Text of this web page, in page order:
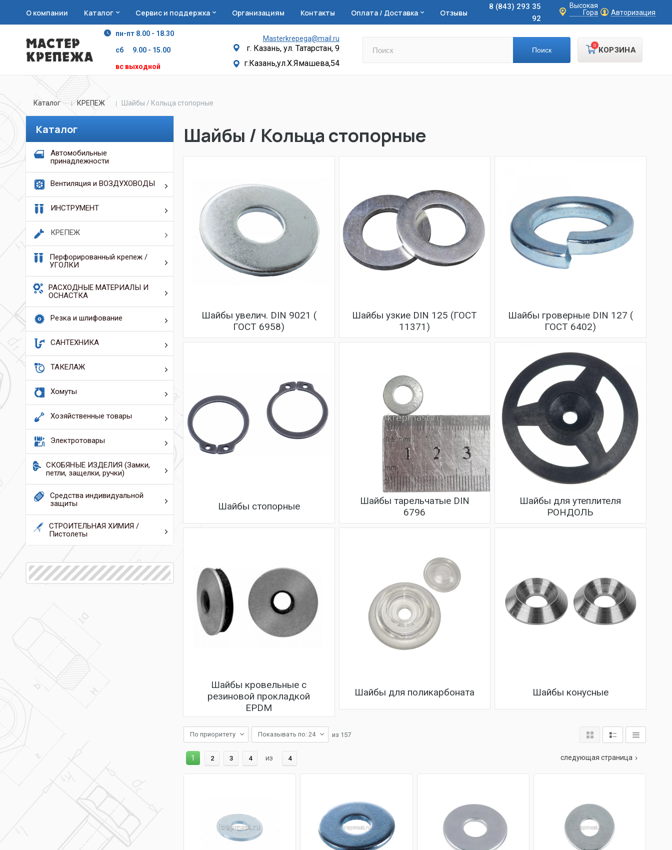
О компании Каталог Сервис и поддержка Организациям Контакты Оплата / Доставка Отзывы
8 (843) 293 35
92
Высокая
Гора
Авторизация
пн-пт 8.00 - 18.30
сб 9.00 - 15.00
вс выходной
Masterkrepega@mail.ru
г. Казань, ул. Татарстан, 9
г.Казань,ул.Х.Ямашева,54
КОРЗИНА
0
Каталог КРЕПЕЖ Шайбы / Кольца стопорные
Каталог
Автомобильные
принадлежности
Вентиляция и ВОЗДУХОВОДЫ
ИНСТРУМЕНТ
КРЕПЕЖ
Перфорированный крепеж /
УГОЛКИ
РАСХОДНЫЕ МАТЕРИАЛЫ И
ОСНАСТКА
Резка и шлифование
САНТЕХНИКА
ТАКЕЛАЖ
Хомуты
Хозяйственные товары
Электротовары
СКОБЯНЫЕ ИЗДЕЛИЯ (Замки,
петли, защелки, ручки)
Средства индивидуальной
защиты
СТРОИТЕЛЬНАЯ ХИМИЯ /
Пистолеты
Шайбы / Кольца стопорные
Шайбы увелич. DIN 9021 (
ГОСТ 6958)
Шайбы узкие DIN 125 (ГОСТ
11371)
Шайбы гроверные DIN 127 (
ГОСТ 6402)
Шайбы стопорные
Шайбы тарельчатые DIN
6796
Шайбы для утеплителя
РОНДОЛЬ
Шайбы кровельные с
резиновой прокладкой
EPDM
Шайбы для поликарбоната Шайбы конусные
По приоритету Показывать по: 24 из 157
1 2 3 4 из 4 следующая страница